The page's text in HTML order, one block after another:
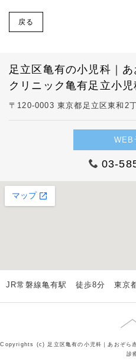
戻る
足立区亀有の小児科｜
クリニック亀有足立小
〒120-0003 東京都足立区東和2
WEB
03-
JR常磐線亀有駅 徒歩8分 東京
Copyrights (c) 足立区亀有の小児科｜あおぞら
診